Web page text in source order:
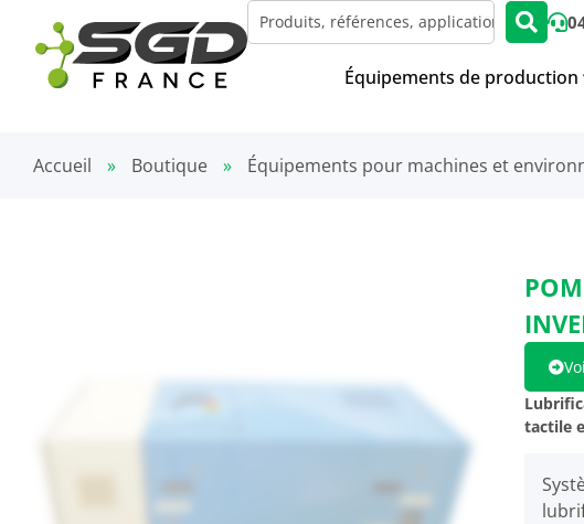
Équipements de production
Accueil » Boutique » Équipements pour machines et
tactile